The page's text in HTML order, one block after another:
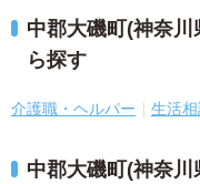
中郡大磯町(神奈
ら探す
介護職・ヘルパー 生活相
中郡大磯町(神奈